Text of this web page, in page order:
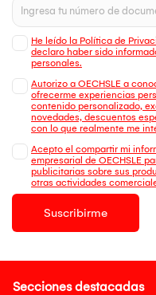
He leído la Política de
declaro haber sido
personales.
Autorizo a OECHSLE a
ofrecerme experiencias
contenido personalizado,
novedades, descuentos
con lo que realmente me
Acepto el compartir mi
empresarial de OECHSLE
publicitarias sobre sus
otras actividades
Suscribirme
Secciones destacadas